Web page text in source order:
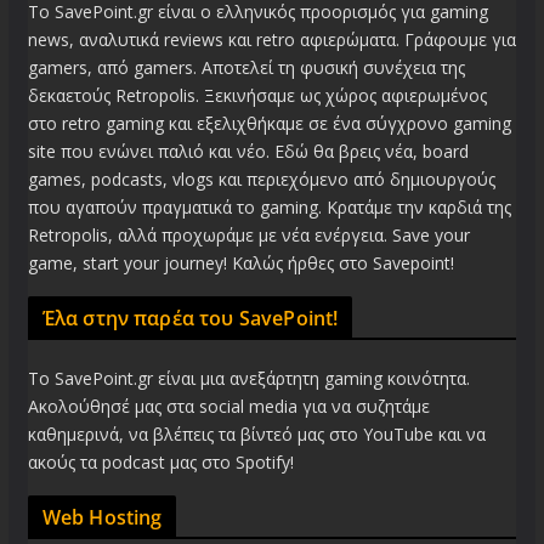
Το SavePoint.gr είναι ο ελληνικός προορισμός για gaming
news, αναλυτικά reviews και retro αφιερώματα. Γράφουμε για
gamers, από gamers. Αποτελεί τη φυσική συνέχεια της
δεκαετούς Retropolis. Ξεκινήσαμε ως χώρος αφιερωμένος
στο retro gaming και εξελιχθήκαμε σε ένα σύγχρονο gaming
site που ενώνει παλιό και νέο. Εδώ θα βρεις νέα, board
games, podcasts, vlogs και περιεχόμενο από δημιουργούς
που αγαπούν πραγματικά το gaming. Κρατάμε την καρδιά της
Retropolis, αλλά προχωράμε με νέα ενέργεια. Save your
game, start your journey! Καλώς ήρθες στο Savepoint!
Έλα στην παρέα του SavePoint!
Το SavePoint.gr είναι μια ανεξάρτητη gaming κοινότητα.
Ακολούθησέ μας στα social media για να συζητάμε
καθημερινά, να βλέπεις τα βίντεό μας στο YouTube και να
ακούς τα podcast μας στο Spotify!
Web Hosting